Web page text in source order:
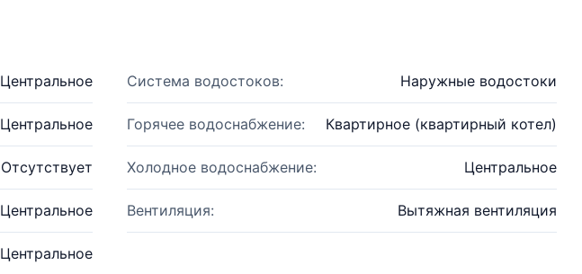
Центральное Система водостоков: Наружные водостоки
Центральное Горячее водоснабжение: Квартирное (квартирный котел)
Отсутствует Холодное водоснабжение: Центральное
Центральное Вентиляция: Вытяжная вентиляция
Центральное